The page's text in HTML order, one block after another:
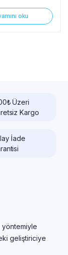
oku
Üzeri
Kargo
İade
yöntemiyle
geliştiriciye